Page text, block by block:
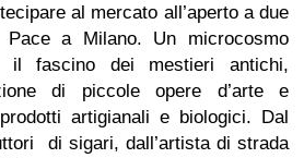
al mercato all’aperto a due
Pace a Milano. Un microcosmo
il fascino dei mestieri antichi,
di piccole opere d’arte e
artigianali e biologici. Dal
di sigari, dall’artista di strada